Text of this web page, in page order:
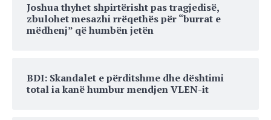
Joshua thyhet shpirtërisht pas tragjedisë,
zbulohet mesazhi rrëqethës për “burrat e
mëdhenj” që humbën jetën
BDI: Skandalet e përditshme dhe dështimi
total ia kanë humbur mendjen VLEN-it